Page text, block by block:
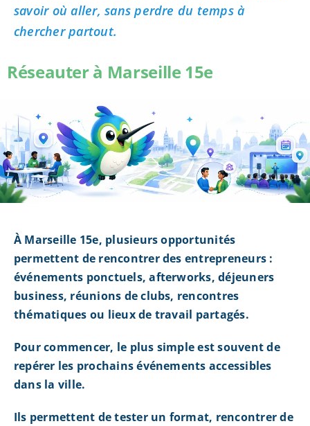
savoir où aller, sans perdre du temps à
chercher partout.
Réseauter à Marseille 15e
À Marseille 15e, plusieurs opportunités
permettent de rencontrer des entrepreneurs :
événements ponctuels, afterworks, déjeuners
business, réunions de clubs, rencontres
thématiques ou lieux de travail partagés.
Pour commencer, le plus simple est souvent de
repérer les prochains événements accessibles
dans la ville.
Ils permettent de tester un format, rencontrer de